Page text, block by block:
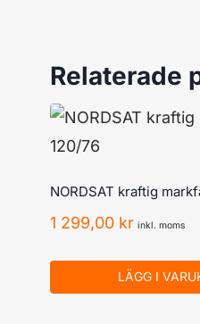
Relaterade
NORDSAT kraftig
1 299,00 kr inkl. moms
LÄGG I